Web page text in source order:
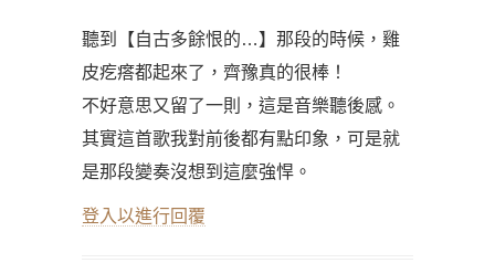
聽到【自古多餘恨的…】那段的時候，雞
皮疙瘩都起來了，齊豫真的很棒！
不好意思又留了一則，這是音樂聽後感。
其實這首歌我對前後都有點印象，可是就
是那段變奏沒想到這麼強悍。
登入以進行回覆